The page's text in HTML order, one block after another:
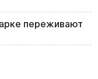
переживают